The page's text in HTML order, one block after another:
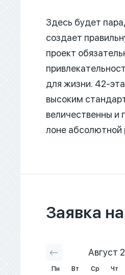
Здесь будет
создает
проект
для жизни. 42-
высоким
величественны и
лоне абсолютной
Заявка
Август
Пн Вт Ср Чт